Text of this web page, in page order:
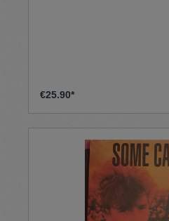
€25.90*